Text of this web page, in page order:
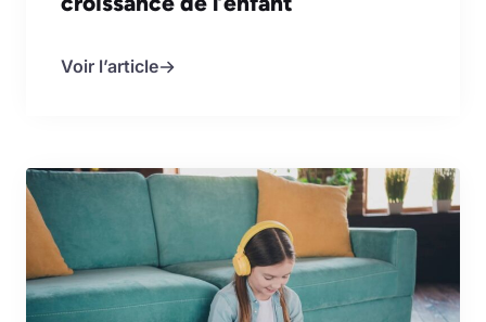
Voir l’article